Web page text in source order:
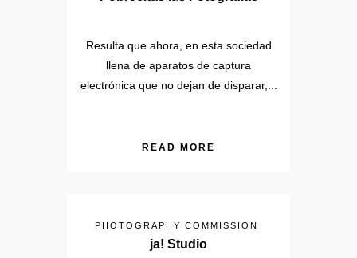
Resulta que ahora, en esta sociedad
llena de aparatos de captura
electrónica que no dejan de disparar,...
READ MORE
PHOTOGRAPHY COMMISSION
ja! Studio